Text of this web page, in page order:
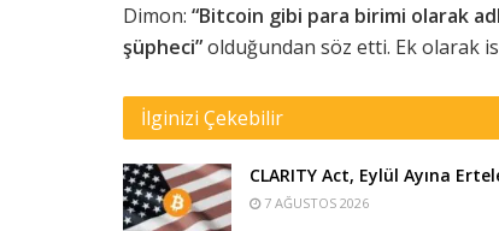
Dimon: “Bitcoin gibi para birimi olarak
şüpheci”olduğundan söz etti. Ek olarak
İlginizi Çekebilir
CLARITY Act, Eylül Ayına
7 AĞUSTOS 2026